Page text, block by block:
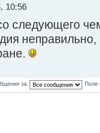
10:56
следующего
за: Поле